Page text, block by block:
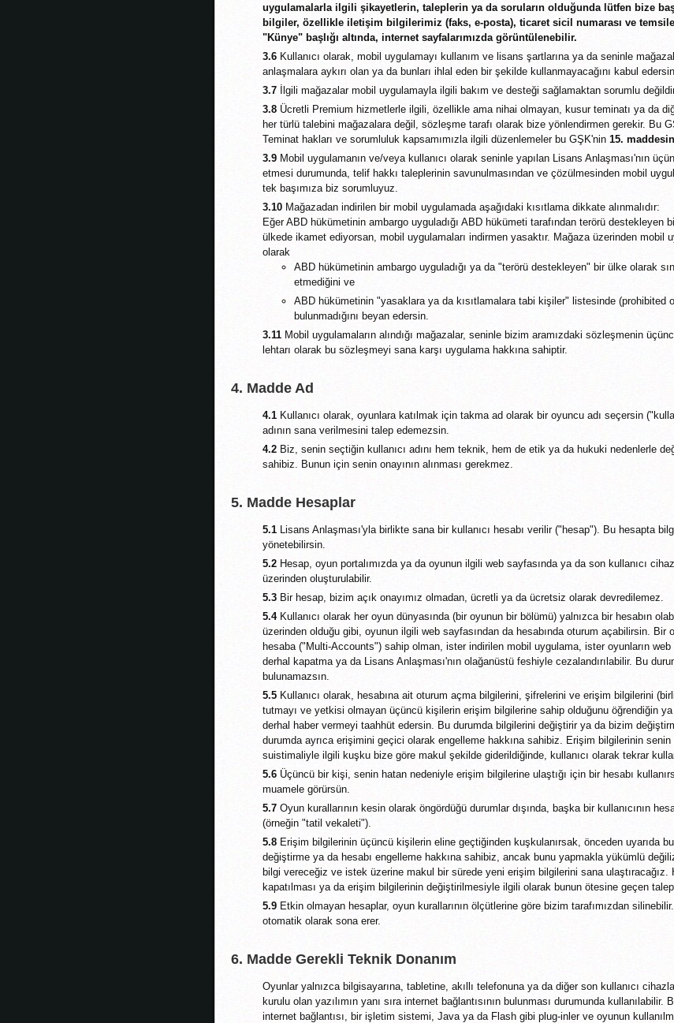
uygulamalarla ilgili şikayetlerin, taleplerin ya da soruların olduğunda lütfen bize
bilgiler, özellikle iletişim bilgilerimiz (faks, e-posta), ticaret sicil numarası ve
"Künye" başlığı altında, internet sayfalarımızda görüntülenebilir.
3.6 Kullanıcı olarak, mobil uygulamayı kullanım ve lisans şartlarına ya da seninle
anlaşmalara aykırı olan ya da bunları ihlal eden bir şekilde kullanmayacağını kabul
3.7 İlgili mağazalar mobil uygulamayla ilgili bakım ve desteği sağlamaktan sorumlu
3.8 Ücretli Premium hizmetlerle ilgili, özellikle ama nihai olmayan, kusur teminatı ya da
her türlü talebini mağazalara değil, sözleşme tarafı olarak bize yönlendirmen gerekir. Bu
Teminat hakları ve sorumluluk kapsamımızla ilgili düzenlemeler bu GŞK'nin 15.
3.9 Mobil uygulamanın ve/veya kullanıcı olarak seninle yapılan Lisans Anlaşması'nın
etmesi durumunda, telif hakkı taleplerinin savunulmasından ve çözülmesinden mobil
tek başımıza biz sorumluyuz.
3.10 Mağazadan indirilen bir mobil uygulamada aşağıdaki kısıtlama dikkate alınmalıdır:
Eğer ABD hükümetinin ambargo uyguladığı ABD hükümeti tarafından terörü destekleyen
ülkede ikamet ediyorsan, mobil uygulamaları indirmen yasaktır. Mağaza üzerinden mobil
olarak
ABD hükümetinin ambargo uyguladığı ya da "terörü destekleyen" bir ülke olarak
etmediğini ve
ABD hükümetinin "yasaklara ya da kısıtlamalara tabi kişiler" listesinde (prohibited
bulunmadığını beyan edersin.
3.11 Mobil uygulamaların alındığı mağazalar, seninle bizim aramızdaki sözleşmenin
lehtarı olarak bu sözleşmeyi sana karşı uygulama hakkına sahiptir.
4. Madde Ad
4.1 Kullanıcı olarak, oyunlara katılmak için takma ad olarak bir oyuncu adı seçersin
adının sana verilmesini talep edemezsin.
4.2 Biz, senin seçtiğin kullanıcı adını hem teknik, hem de etik ya da hukuki nedenlerle
sahibiz. Bunun için senin onayının alınması gerekmez.
5. Madde Hesaplar
5.1 Lisans Anlaşması'yla birlikte sana bir kullanıcı hesabı verilir ("hesap"). Bu hesapta
yönetebilirsin.
5.2 Hesap, oyun portalımızda ya da oyunun ilgili web sayfasında ya da son kullanıcı
üzerinden oluşturulabilir.
5.3 Bir hesap, bizim açık onayımız olmadan, ücretli ya da ücretsiz olarak devredilemez.
5.4Kullanıcı olarak her oyun dünyasında (bir oyunun bir bölümü) yalnızca bir hesabın
üzerinden olduğu gibi, oyunun ilgili web sayfasından da hesabında oturum açabilirsin. Bir
hesaba ("Multi-Accounts") sahip olman, ister indirilen mobil uygulama, ister oyunların
derhal kapatma ya da Lisans Anlaşması'nın olağanüstü feshiyle cezalandırılabilir. Bu
bulunamazsın.
5.5 Kullanıcı olarak, hesabına ait oturum açma bilgilerini, şifrelerini ve erişim bilgilerini
tutmayı ve yetkisi olmayan üçüncü kişilerin erişim bilgilerine sahip olduğunu öğrendiğin
derhal haber vermeyi taahhüt edersin. Bu durumda bilgilerini değiştirir ya da bizim
durumda ayrıca erişimini geçici olarak engelleme hakkına sahibiz. Erişim bilgilerinin
suistimaliyle ilgili kuşku bize göre makul şekilde giderildiğinde, kullanıcı olarak tekrar
5.6 Üçüncü bir kişi, senin hatan nedeniyle erişim bilgilerine ulaştığı için bir hesabı
muamele görürsün.
5.7 Oyun kurallarının kesin olarak öngördüğü durumlar dışında, başka bir kullanıcının
(örneğin "tatil vekaleti").
5.8 Erişim bilgilerinin üçüncü kişilerin eline geçtiğinden kuşkulanırsak, önceden uyarıda
değiştirme ya da hesabı engelleme hakkına sahibiz, ancak bunu yapmakla yükümlü
bilgi vereceğiz ve istek üzerine makul bir sürede yeni erişim bilgilerini sana ulaştıracağız.
kapatılması ya da erişim bilgilerinin değiştirilmesiyle ilgili olarak bunun ötesine geçen
5.9 Etkin olmayan hesaplar, oyun kurallarının ölçütlerine göre bizim tarafımızdan
otomatik olarak sona erer.
6. Madde Gerekli Teknik Donanım
Oyunlar yalnızca bilgisayarına, tabletine, akıllı telefonuna ya da diğer son kullanıcı
kurulu olan yazılımın yanı sıra internet bağlantısının bulunması durumunda kullanılabilir.
internet bağlantısı, bir işletim sistemi, Java ya da Flash gibi plug-inler ve oyunun